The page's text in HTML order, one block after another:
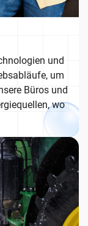
und
um
Büros und
wo